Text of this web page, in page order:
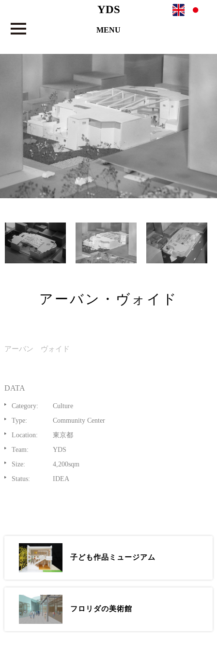
YDS
MENU
アーバン・ヴォイド
アーバン ヴォイド
DATA
Category:
Culture
Type:
Community Center
Location:
東京都
Team:
YDS
Size:
4,200sqm
Status:
IDEA
子ども作品ミュージアム
フロリダの美術館